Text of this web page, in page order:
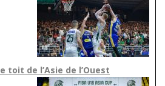
toit de l’Asie de l’Ouest